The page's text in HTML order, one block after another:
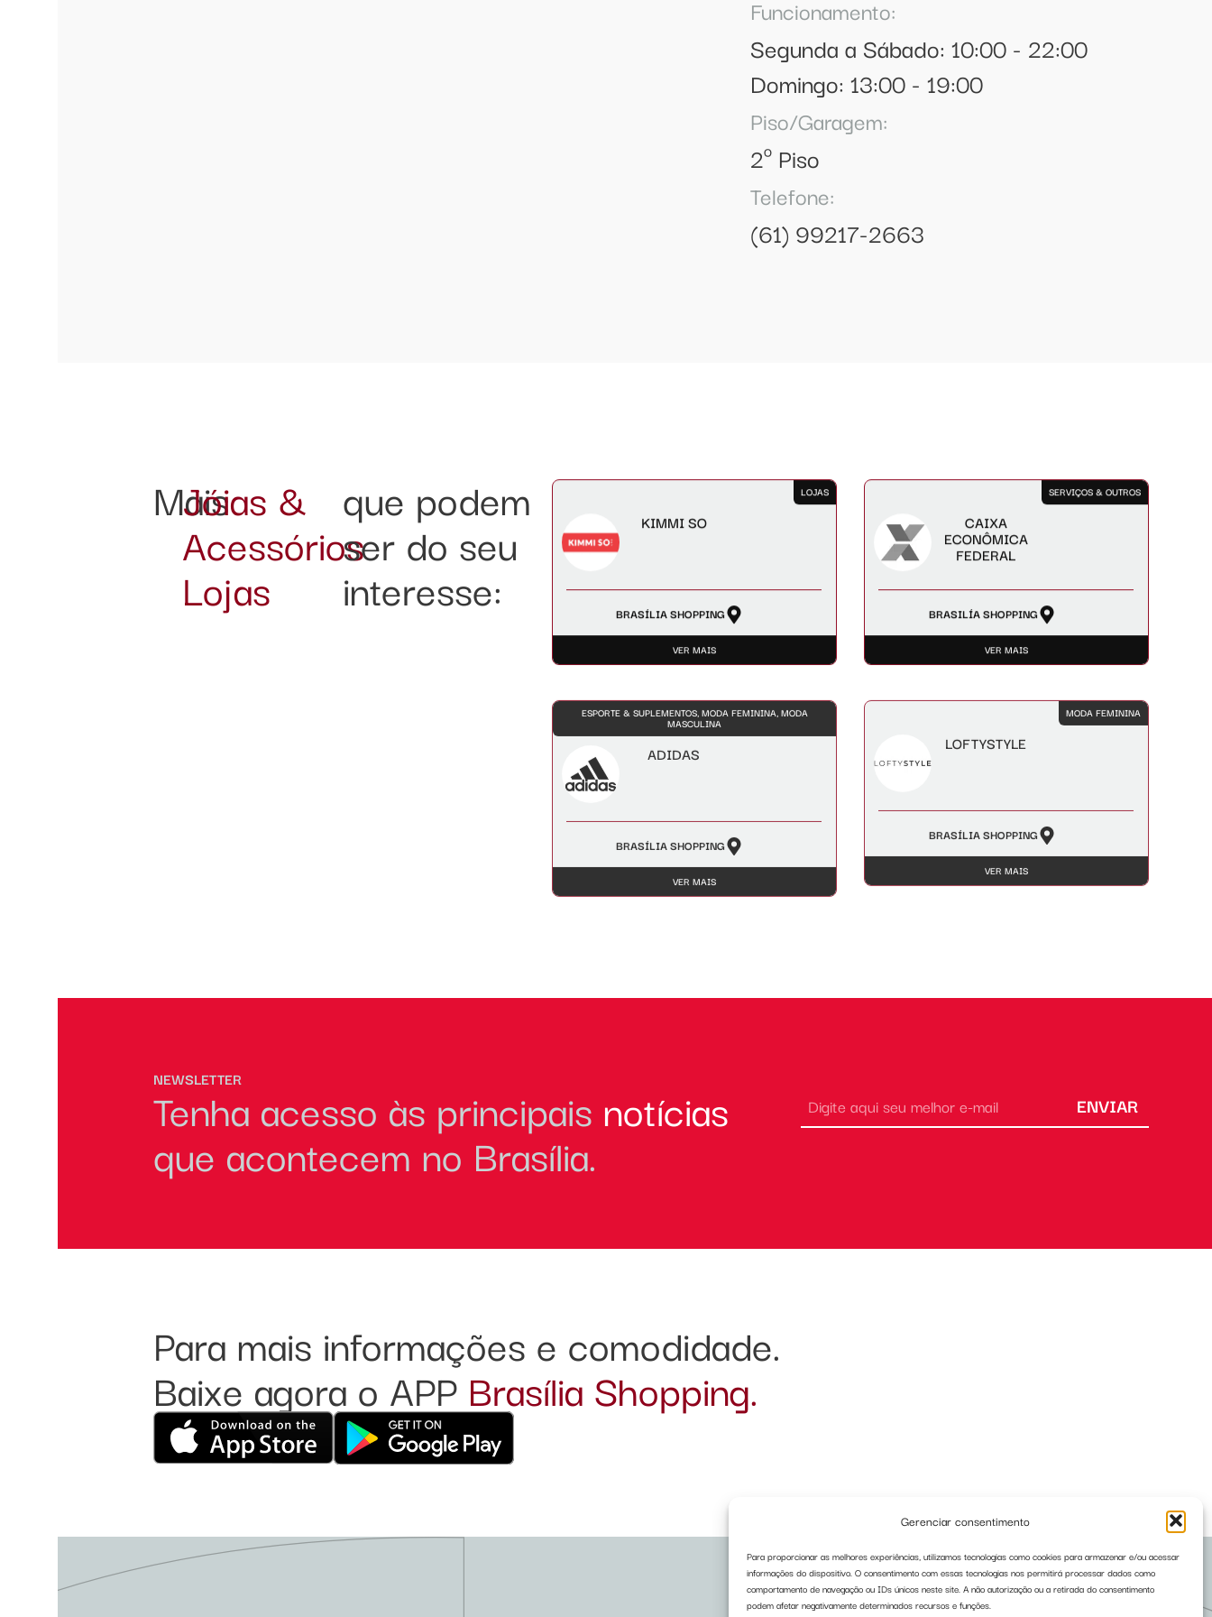
Gerenciar consentimento
Para proporcionar as melhores experiências, utilizamos tecnologias como cookies para armazenar e/ou acessar
informações do dispositivo. O consentimento com essas tecnologias nos permitirá processar dados como
comportamento de navegação ou IDs únicos neste site. A não autorização ou a retirada do consentimento
podem afetar negativamente determinados recursos e funções.
Funcionamento:
Segunda a Sábado: 10:00 - 22:00
Domingo: 13:00 - 19:00
Piso/Garagem:
2º Piso
Telefone:
(61) 99217-2663
Mais
Jóias &
Acessórios
Lojas
que podem
ser do seu
interesse:
LOJAS
KIMMI SO
BRASÍLIA SHOPPING
VER MAIS
SERVIÇOS & OUTROS
CAIXA
ECONÔMICA
FEDERAL
BRASILÍA SHOPPING
VER MAIS
ESPORTE & SUPLEMENTOS, MODA FEMININA, MODA
MASCULINA
ADIDAS
BRASÍLIA SHOPPING
VER MAIS
MODA FEMININA
LOFTYSTYLE
BRASÍLIA SHOPPING
VER MAIS
NEWSLETTER
Tenha acesso às principais notícias
que acontecem no Brasília.
ENVIAR
Para mais informações e comodidade.
Baixe agora o APPBrasília Shopping.